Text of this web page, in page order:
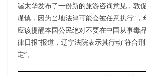
渥太华发布了一份新的旅游咨询意见，敦
谨慎，因为当地法律可能会被任意执行”，
应该提醒本国公民绝对不要在中国从事毒
律日报”报道，辽宁法院表示其行动“符合
定”。